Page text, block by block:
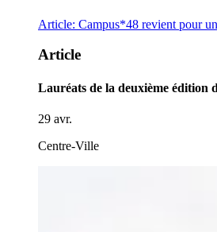
Article: Campus*48 revient pour
Article
Lauréats de la deuxième édition
29 avr.
Centre-Ville